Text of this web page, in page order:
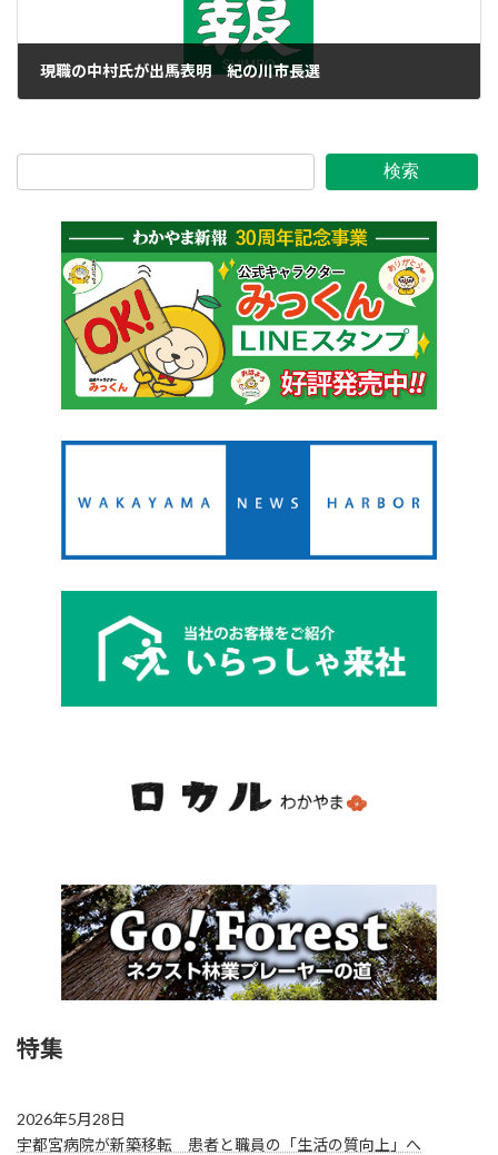
現職の中村氏が出馬表明 紀の川市長選
検索
特集
2026年5月28日
宇都宮病院が新築移転 患者と職員の「生活の質向上」へ